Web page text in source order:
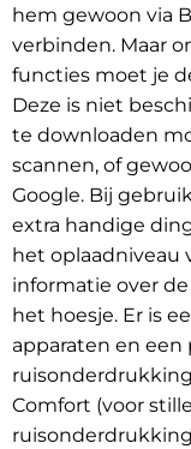
hem gewoon via
verbinden. Maar
functies moet je
Deze is niet
te downloaden
scannen, of
Google. Bij
extra handige
het oplaadniveau
informatie over
het hoesje. Er is
apparaten en
Comfort (voor